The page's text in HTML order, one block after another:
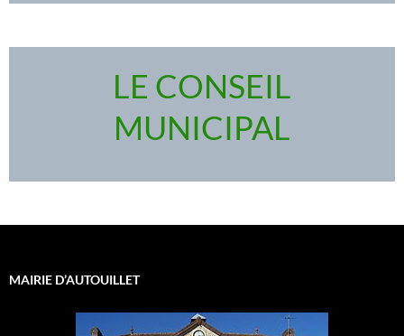
LE CONSEIL
MUNICIPAL
MAIRIE D’AUTOUILLET